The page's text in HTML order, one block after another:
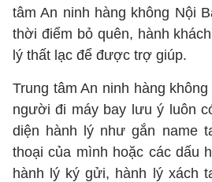
tâm An ninh hàng không Nội
thời điểm bỏ quên, hành
lý thất lạc để được trợ giúp.
Trung tâm An ninh hàng
người đi máy bay lưu ý luôn
diện hành lý như gắn name
thoại của mình hoặc các dấu
hành lý ký gửi, hành lý xách